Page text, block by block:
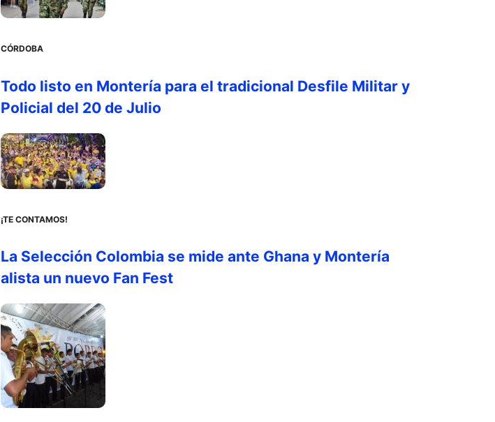
CÓRDOBA
Todo listo en Montería para el tradicional Desfile Militar y
Policial del 20 de Julio
¡TE CONTAMOS!
La Selección Colombia se mide ante Ghana y Montería
alista un nuevo Fan Fest